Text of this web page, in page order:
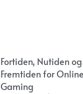
Fortiden, Nutiden og
Fremtiden for
Gaming